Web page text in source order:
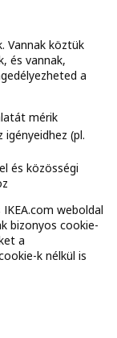
Vannak köztük
és vannak,
a
mérik
(pl.
és közösségi
weboldal
bizonyos cookie-
a
k nélkül is